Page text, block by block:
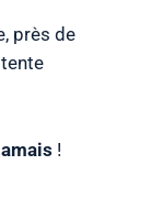
près de
!